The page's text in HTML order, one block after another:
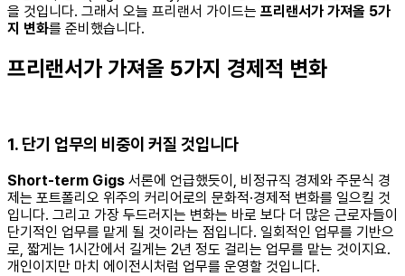
을 것입니다. 그래서 오늘 프리랜서 가이드는 프리랜서가 가져올 5가
지 변화를 준비했습니다.
프리랜서가 가져올 5가지 경제적 변화
1. 단기 업무의 비중이 커질 것입니다
Short-term Gigs 서론에 언급했듯이, 비정규직 경제와 주문식 경
제는 포트폴리오 위주의 커리어로의 문화적·경제적 변화를 일으킬 것
입니다. 그리고 가장 두드러지는 변화는 바로 보다 더 많은 근로자들이
단기적인 업무를 맡게 될 것이라는 점입니다. 일회적인 업무를 기반으
로, 짧게는 1시간에서 길게는 2년 정도 걸리는 업무를 맡는 것이지요.
개인이지만 마치 에이전시처럼 업무를 운영할 것입니다.